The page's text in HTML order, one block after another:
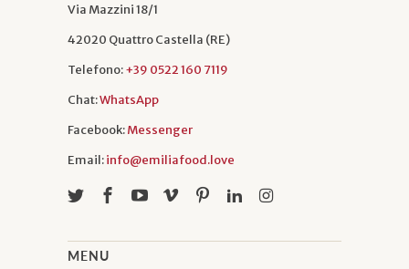
Via Mazzini 18/1
42020 Quattro Castella (RE)
Telefono:+39 0522 160 7119
Chat:WhatsApp
Facebook:Messenger
Email:info@emiliafood.love
MENU